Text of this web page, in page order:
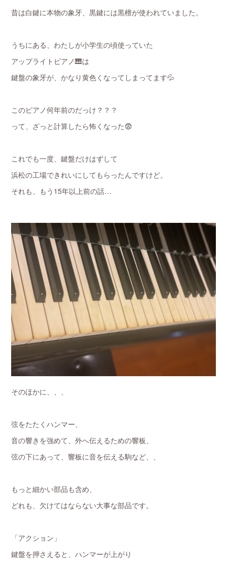
昔は白鍵に本物の象牙、黒鍵には黒檀が使われていました。
うちにある、わたしが小学生の頃使っていた
アップライトピアノ🎹は
鍵盤の象牙が、かなり黄色くなってしまってます💦
このピアノ何年前のだっけ？？？
って、ざっと計算したら怖くなった😨
これでも一度、鍵盤だけはずして
浜松の工場できれいにしてもらったんですけど。
それも、もう15年以上前の話…
そのほかに、、、
弦をたたくハンマー、
音の響きを強めて、外へ伝えるための響板、
弦の下にあって、響板に音を伝える駒など、、
もっと細かい部品も含め、
どれも、欠けてはならない大事な部品です。
「アクション」
鍵盤を押さえると、ハンマーが上がり